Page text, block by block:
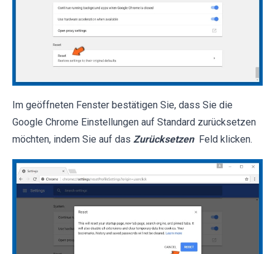
Im geöffneten Fenster bestätigen Sie, dass Sie die
Google Chrome Einstellungen auf Standard zurücksetzen
möchten, indem Sie auf das Zurücksetzen Feld klicken.